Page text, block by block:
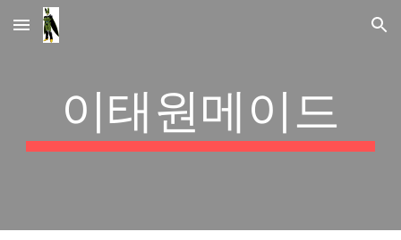
Skip to main content Skip to navigation
이태원메이드